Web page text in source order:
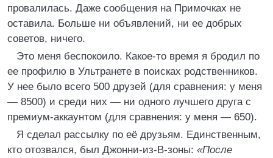
провалилась. Даже сообщения на Примочках не
оставила. Больше ни объявлений, ни ее добрых
советов, ничего.
Это меня беспокоило. Какое-то время я бродил по
ее профилю в Ультранете в поисках родственников.
У нее было всего 500 друзей (для сравнения: у меня
— 8500) и среди них — ни одного лучшего друга с
премиум-аккаунтом (для сравнения: у меня — 650).
Я сделал рассылку по её друзьям. Единственным,
кто отозвался, был Джонни-из-В-зоны: «После